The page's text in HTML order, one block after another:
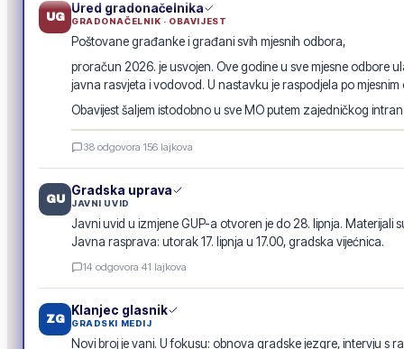
UG
Ured gradonačelnika
GRADONAČELNIK · OBAVIJEST
Poštovane građanke i građani svih mjesnih odbora,
proračun 2026. je usvojen. Ove godine u sve mjesne odbore
javna rasvjeta i vodovod. U nastavku je raspodjela po mjesnim
Obavijest šaljem istodobno u sve MO putem zajedničkog
GRADSKA OBAVIJEST
Raspodjela investicija 2026. · po mjesnim odborima
38 odgovora·156 lajkova
GU
Gradska uprava
JAVNI UVID
Javni uvid u izmjene GUP-a otvoren je do 28. lipnja. Materijali
Javna rasprava: utorak 17. lipnja u 17.00, gradska vijećnica.
14 odgovora·41 lajkova
ZG
Klanjec glasnik
GRADSKI MEDIJ
Novi broj je vani. U fokusu: obnova gradske jezgre, intervju s